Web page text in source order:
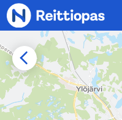
Siirry sisältöön